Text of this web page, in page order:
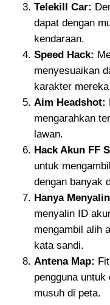
Telekill Car:
dapat dengan
kendaraan.
Speed Hack:
menyesuaikan
karakter
Aim Headshot:
mengarahkan
lawan.
Hack Akun FF
untuk
dengan banyak
Hanya
menyalin ID
mengambil alih
kata sandi.
Antena Map:
pengguna
musuh di peta.